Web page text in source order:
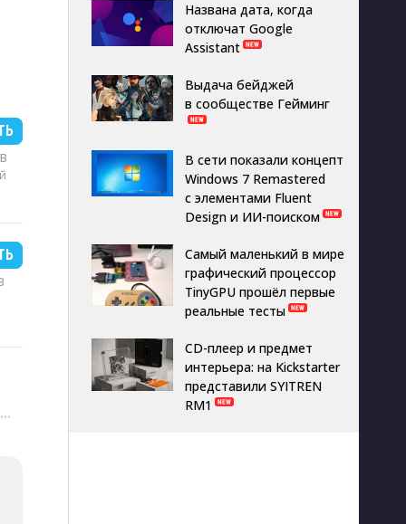
···
Названа дата, когда
отключат Google
Assistant
Выдача бейджей
в сообществе Гейминг
В сети показали концепт
Windows 7 Remastered
с элементами Fluent
Design и ИИ-поиском
Самый маленький в мире
графический процессор
TinyGPU прошёл первые
реальные тесты
CD-плеер и предмет
интерьера: на Kickstarter
представили SYITREN
RM1